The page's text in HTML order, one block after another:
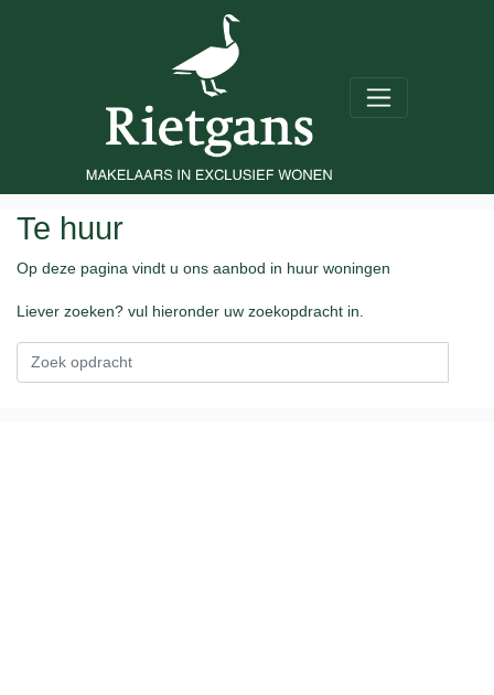
Te huur
Op deze pagina vindt u ons aanbod in huur woningen
Liever zoeken? vul hieronder uw zoekopdracht in.